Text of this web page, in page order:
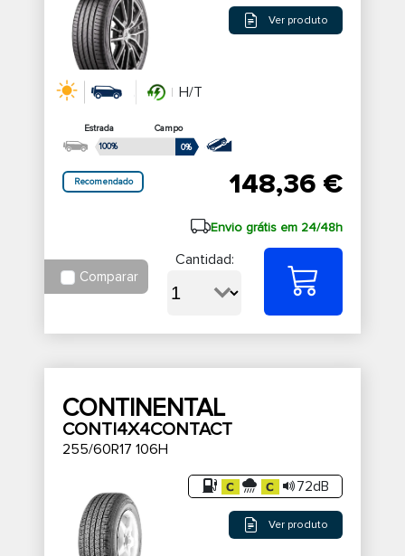
Ver produto
H/T
Estrada
Campo
100%
0%
Recomendado 148,36 €
Envio grátis em 24/48h
Comparar
Cantidad:
CONTINENTAL
CONTI4X4CONTACT
255/60R17 106H
72dB
Ver produto